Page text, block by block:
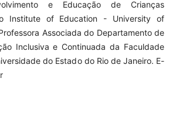
e Educação de Crianças
Institute of Education - University of
Associada do Departamento de
Inclusiva e Continuada da Faculdade
do Estado do Rio de Janeiro. E-